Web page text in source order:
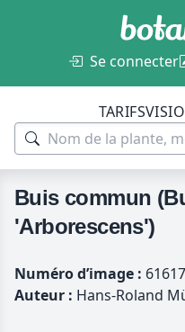
Se connecter
TARIFS
Buis commun
'Arborescens')
Numéro d’image :
Auteur : Hans-Roland